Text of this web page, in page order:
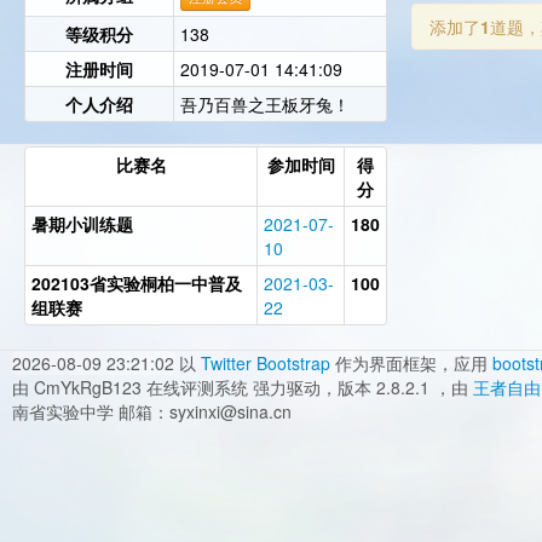
等级积分
138
注册时间
2019-07-01 14:41:09
个人介绍
吾乃百兽之王板牙兔！
比赛名 参加时间
得
分
暑期小训练题
2021-07-
10
180
202103省实验桐柏一中普及
组联赛
2021-03-
22
100
添加了1道题
2026-08-09 23:21:02 以 Twitter Bootstrap 作为界面框架，应用
由 CmYkRgB123 在线评测系统 强力驱动，版本 2.8.2.1 ，由 王者自由
南省实验中学 邮箱：syxinxi@sina.cn